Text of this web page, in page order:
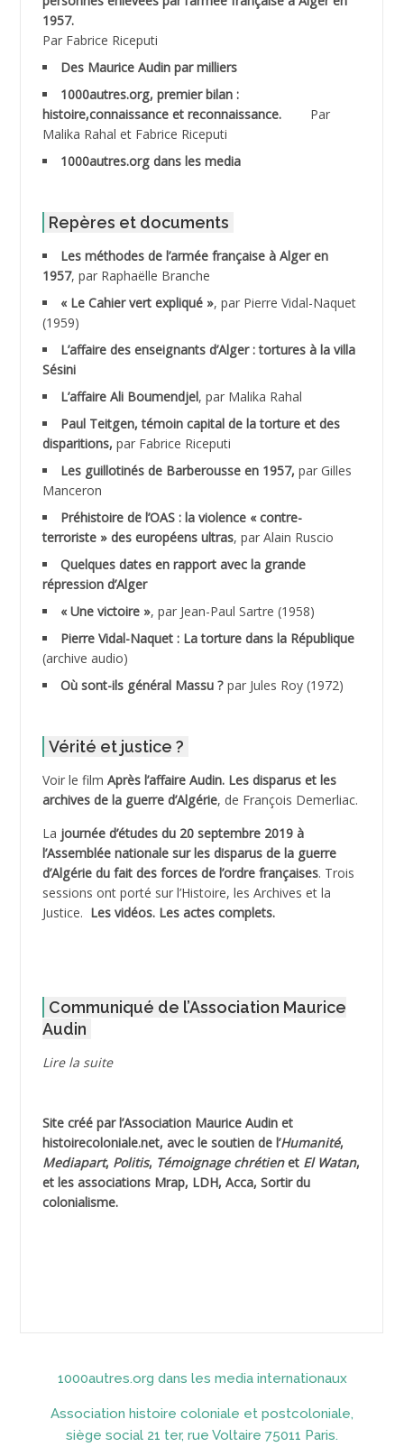
ABDESMED Mohamed ben Kaddour
ABDESSELAMI Kouider
ABDESSLEM Ahmed dit le Coiffeur
ABDOUDOU
ABID Mohamed
ABNOUN Salah
ACHACHE M.*
ACHLAF Ali
ADALMI
ADANE Ramdane *
ADDAD
ADDALA Boualem*
ADDANE
ADDECHE Rachid
ADELIOUAT Vve AIT SAADA
ADJANI Khaled
ADJAOUT
ADNI Mohamed Akli
ADOUL Arab *
AGOULMINE
AHLOUCHE Mabrouk *
AIBLIED Ahmed
AICI (ou AISSI) Laïd
AIDI
1957.
Par Fabrice Riceputi
Des Maurice Audin par milliers
1000autres.org, premier bilan :
histoire,connaissance et reconnaissance.
Par
Malika Rahal et Fabrice Riceputi
1000autres.org dans les media
Repères et documents
Les méthodes de l’armée française à Alger en
1957, par Raphaëlle Branche
« Le Cahier vert expliqué », par Pierre Vidal-Naquet
(1959)
L’affaire des enseignants d’Alger : tortures à la villa
Sésini
L’affaire Ali Boumendjel, par Malika Rahal
Paul Teitgen, témoin capital de la torture et des
disparitions, par Fabrice Riceputi
Les guillotinés de Barberousse en 1957, par Gilles
Manceron
Préhistoire de l’OAS : la violence « contre-
terroriste » des européens ultras, par Alain Ruscio
Quelques dates en rapport avec la grande
répression d’Alger
« Une victoire », par Jean-Paul Sartre (1958)
Pierre Vidal-Naquet : La torture dans la République
(archive audio)
Où sont-ils général Massu ? par Jules Roy (1972)
Vérité et justice ?
Voir le film Après l’affaire Audin. Les disparus et les
archives de la guerre d’Algérie, de François Demerliac.
La journée d’études du 20 septembre 2019 à
l’Assemblée nationale sur les disparus de la guerre
d’Algérie du fait des forces de l’ordre françaises. Trois
sessions ont porté sur l’Histoire, les Archives et la
Justice. Les vidéos. Les actes complets.
Communiqué de l’Association Maurice
Audin
Lire la suite
Site créé par l’Association Maurice Audinet
histoirecoloniale.net, avec le soutien de l’Humanité,
Mediapart, Politis, Témoignage chrétienet El Watan,
et les associations Mrap, LDH, Acca, Sortir du
colonialisme.
1000autres.org dans les media internationaux
Association histoire coloniale et postcoloniale,
siège social 21 ter, rue Voltaire 75011 Paris.